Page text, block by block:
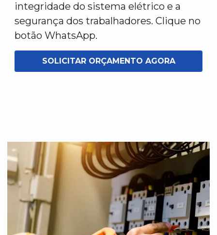
integridade do sistema elétrico e a
segurança dos trabalhadores. Clique no
botão WhatsApp.
SOLICITAR ORÇAMENTO AGORA